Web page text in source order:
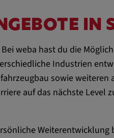
IN
weba hast du die
Industrien
sowie weiteren
auf das nächste Level
Weiterentwicklung